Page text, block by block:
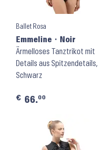
Ballet Rosa
Emmeline ⬝ Noir
Ärmelloses Tanztrikot mit
Details aus Spitzendetails,
Schwarz
€ 66.00